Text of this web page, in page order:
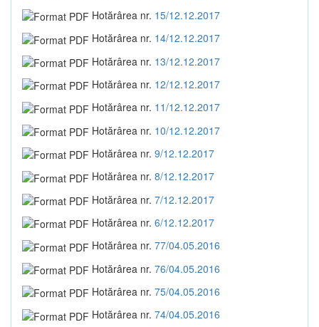
Hotărârea nr. 15/12.12.2017
Hotărârea nr. 14/12.12.2017
Hotărârea nr. 13/12.12.2017
Hotărârea nr. 12/12.12.2017
Hotărârea nr. 11/12.12.2017
Hotărârea nr. 10/12.12.2017
Hotărârea nr. 9/12.12.2017
Hotărârea nr. 8/12.12.2017
Hotărârea nr. 7/12.12.2017
Hotărârea nr. 6/12.12.2017
Hotărârea nr. 77/04.05.2016
Hotărârea nr. 76/04.05.2016
Hotărârea nr. 75/04.05.2016
Hotărârea nr. 74/04.05.2016